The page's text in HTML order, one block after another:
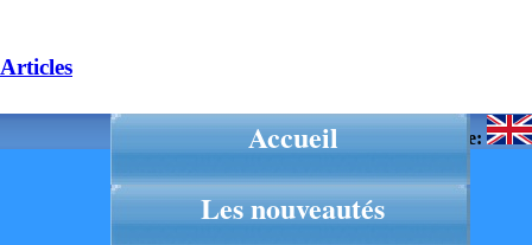
Articles
Langue:
Accueil
Les nouveautés